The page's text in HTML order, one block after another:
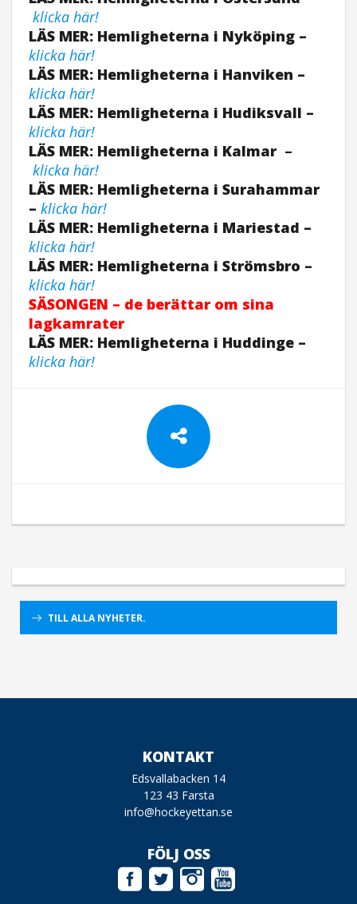
klicka här!
LÄS MER: Hemligheterna i Nyköping –
klicka här!
LÄS MER: Hemligheterna i Hanviken –
klicka här!
LÄS MER: Hemligheterna i Hudiksvall –
klicka här!
LÄS MER: Hemligheterna i Kalmar –
klicka här!
LÄS MER: Hemligheterna i Surahammar
– klicka här!
LÄS MER: Hemligheterna i Mariestad –
klicka här!
LÄS MER: Hemligheterna i Strömsbro –
klicka här!
SÄSONGEN – de berättar om sina
lagkamrater
LÄS MER: Hemligheterna i Huddinge –
klicka här!
TILL ALLA NYHETER.
KONTAKT
Edsvallabacken 14
123 43 Farsta
info@hockeyettan.se
FÖLJ OSS